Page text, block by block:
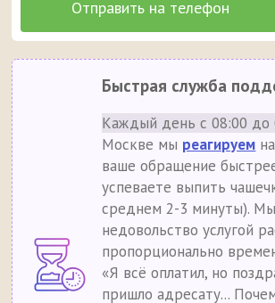
Быстрая служба
Каждый день с 08:00 до
Москве мы реагируем
ваше обращение
успеваете выпить
среднем 2-3 минуты).
недовольство услугой
пропорционально
«Я всё оплатил, но
пришло адресату...